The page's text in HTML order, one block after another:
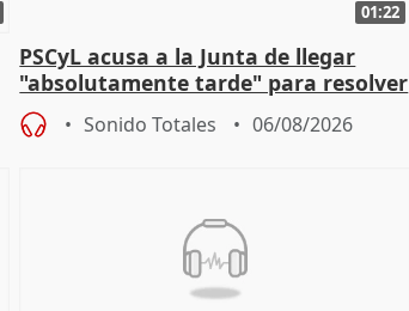
01:22
PSCyL acusa a la Junta de llegar
"absolutamente tarde" para resolver
problemas como Newcastle
Sonido Totales 06/08/2026